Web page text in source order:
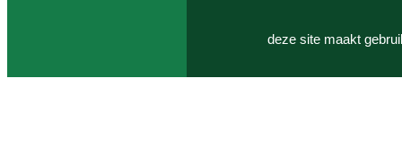
deze site maakt